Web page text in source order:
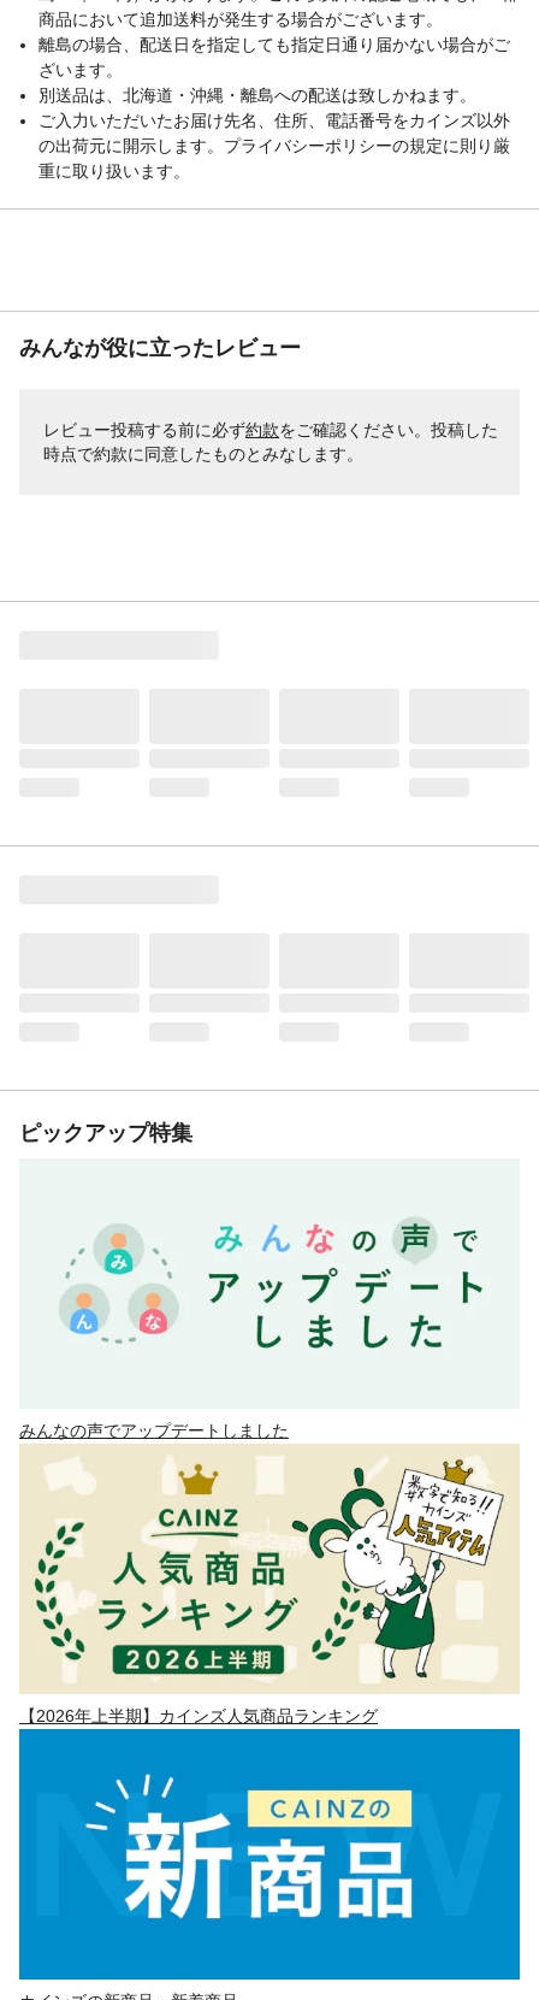
商品において追加送料が発生する場合がございます。
離島の場合、配送日を指定しても指定日通り届かない場合がご
ざいます。
別送品は、北海道・沖縄・離島への配送は致しかねます。
ご入力いただいたお届け先名、住所、電話番号をカインズ以外
の出荷元に開示します。プライバシーポリシーの規定に則り厳
重に取り扱います。
みんなが役に立ったレビュー
レビュー投稿する前に必ず約款をご確認ください。投稿した
時点で約款に同意したものとみなします。
ピックアップ特集
みんなの声でアップデートしました
【2026年上半期】カインズ人気商品ランキング